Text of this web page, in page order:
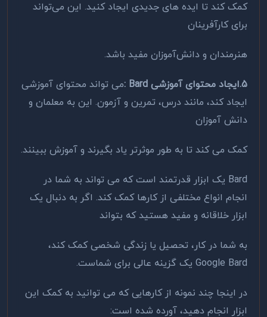
کمک کند تا ایده های جدیدی ایجاد کنید. این می‌تواند
برای کارآفرینان
هنرمندان و دانش‌آموزان مفید باشد.
5.ایجاد محتوای آموزشی : Bardمی تواند محتوای آموزشی
ایجاد کند، مانند درس، تمرین و آزمون. این به معلمان و
دانش آموزان
کمک می کند تا به طور موثرتر یاد بگیرند و آموزش ببینند.
Bard یک ابزار قدرتمند است که می تواند به شما در
انجام انواع مختلفی از کارها کمک کند. اگر به دنبال یک
ابزار خلاقانه و مفید هستید که بتواند
به شما در کار، تحصیل یا زندگی شخصی کمک کند،
Google Bard یک گزینه عالی برای شماست.
در اینجا چند نمونه از کارهایی که می توانید به کمک این
ابزار انجام دهید، آورده شده است: